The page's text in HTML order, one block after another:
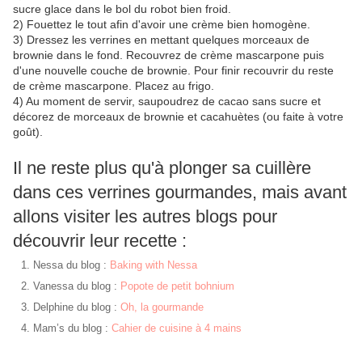
sucre glace dans le bol du robot bien froid.
2) Fouettez le tout afin d'avoir une crème bien homogène.
3) Dressez les verrines en mettant quelques morceaux de
brownie dans le fond. Recouvrez de crème mascarpone puis
d'une nouvelle couche de brownie. Pour finir recouvrir du reste
de crème mascarpone. Placez au frigo.
4) Au moment de servir, saupoudrez de cacao sans sucre et
décorez de morceaux de brownie et cacahuètes (ou faite à votre
goût).
Il ne reste plus qu'à plonger sa cuillère
dans ces verrines gourmandes, mais avant
allons visiter les autres blogs pour
découvrir leur recette :
Nessa du blog : Baking with Nessa
Vanessa du blog : Popote de petit bohnium
Delphine du blog : Oh, la gourmande
Mam’s du blog : Cahier de cuisine à 4 mains